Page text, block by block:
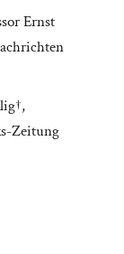
Ernst
Zeitung